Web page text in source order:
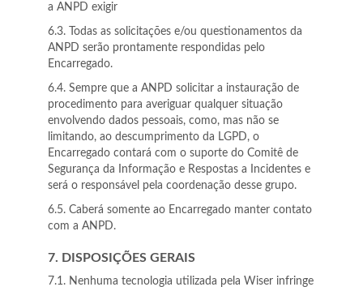
a ANPD exigir
6.3. Todas as solicitações e/ou questionamentos da
ANPD serão prontamente respondidas pelo
Encarregado.
6.4. Sempre que a ANPD solicitar a instauração de
procedimento para averiguar qualquer situação
envolvendo dados pessoais, como, mas não se
limitando, ao descumprimento da LGPD, o
Encarregado contará com o suporte do Comitê de
Segurança da Informação e Respostas a Incidentes e
será o responsável pela coordenação desse grupo.
6.5. Caberá somente ao Encarregado manter contato
com a ANPD.
7. DISPOSIÇÕES GERAIS
7.1. Nenhuma tecnologia utilizada pela Wiser infringe